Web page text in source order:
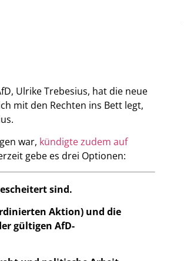
Ulrike Trebesius, hat die neue
mit den Rechten ins Bett legt,
war, kündigte zudem auf
gebe es drei Optionen:
sind.
Aktion) und die
gültigen AfD-